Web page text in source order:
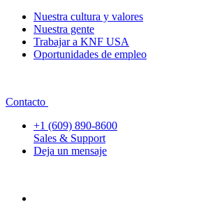
Nuestra cultura y valores
Nuestra gente
Trabajar a KNF USA
Oportunidades de empleo
Contacto
+1 (609) 890-8600
Sales & Support
Deja un mensaje